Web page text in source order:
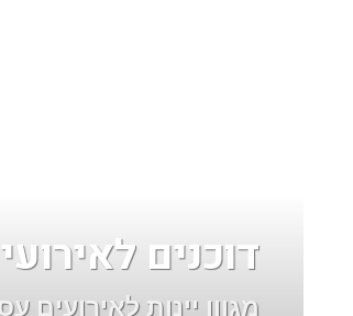
דוכנים
מגוון יינות לאירועים